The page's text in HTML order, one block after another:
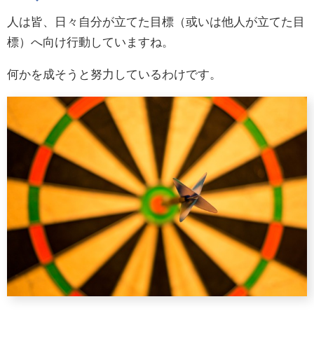
人は皆、日々自分が立てた目標（或いは他人が立てた目
標）へ向け行動していますね。
何かを成そうと努力しているわけです。